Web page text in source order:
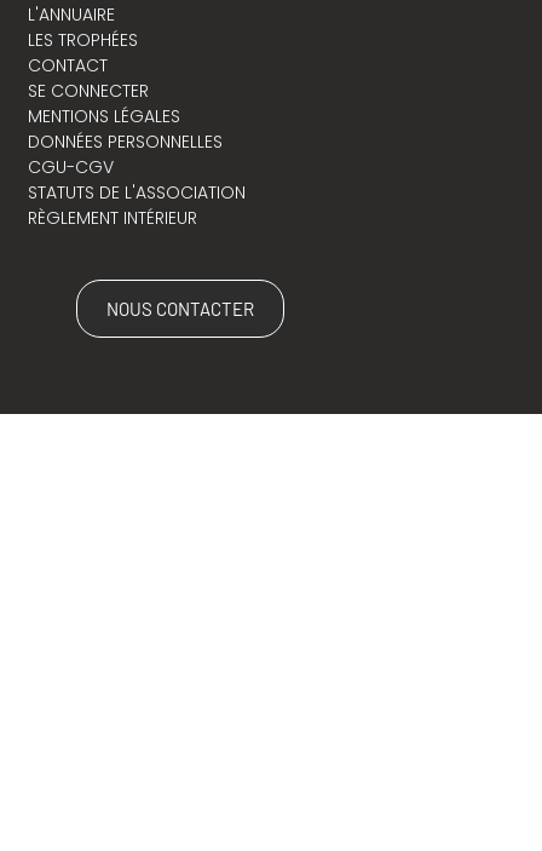
L'ANNUAIRE
LES TROPHÉES
CONTACT
SE CONNECTER
MENTIONS LÉGALES
DONNÉES PERSONNELLES
CGU-CGV
STATUTS DE L'ASSOCIATION
RÈGLEMENT INTÉRIEUR
NOUS CONTACTER